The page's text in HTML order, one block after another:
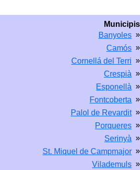
Municipis
Banyoles »
Camós »
Cornellá del Terri »
Crespià »
Esponellà »
Fontcoberta »
Palol de Revardit »
Porqueres »
Serinyà »
St. Miquel de Campmajor »
Vilademuls »